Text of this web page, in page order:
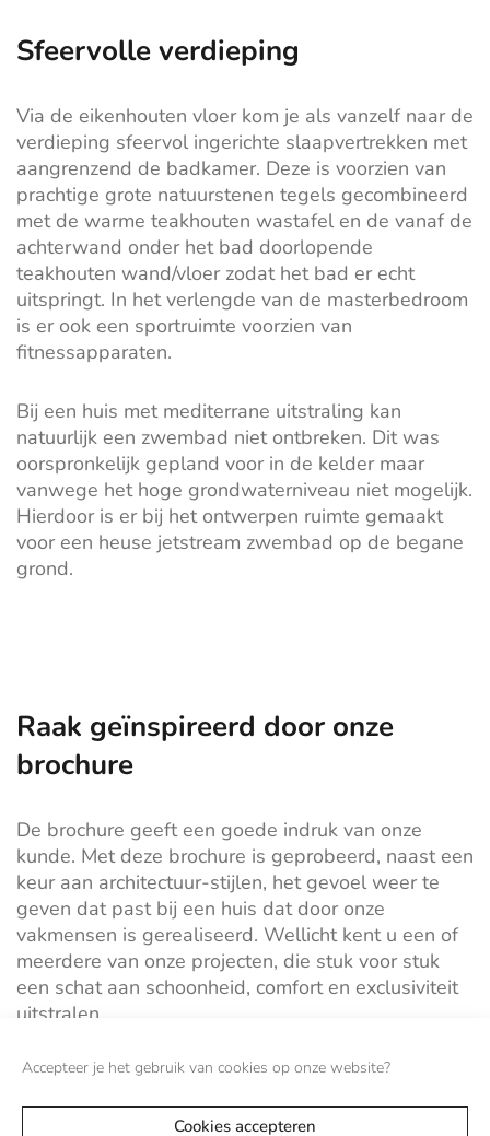
Accepteer je het gebruik van cookies op onze website?
Cookies accepteren
Sfeervolle verdieping
Via de eikenhouten vloer kom je als vanzelf naar de
verdieping sfeervol ingerichte slaapvertrekken met
aangrenzend de badkamer. Deze is voorzien van
prachtige grote natuurstenen tegels gecombineerd
met de warme teakhouten wastafel en de vanaf de
achterwand onder het bad doorlopende
teakhouten wand/vloer zodat het bad er echt
uitspringt. In het verlengde van de masterbedroom
is er ook een sportruimte voorzien van
fitnessapparaten.
Bij een huis met mediterrane uitstraling kan
natuurlijk een zwembad niet ontbreken. Dit was
oorspronkelijk gepland voor in de kelder maar
vanwege het hoge grondwaterniveau niet mogelijk.
Hierdoor is er bij het ontwerpen ruimte gemaakt
voor een heuse jetstream zwembad op de begane
grond.
Raak geïnspireerd door onze
brochure
De brochure geeft een goede indruk van onze
kunde. Met deze brochure is geprobeerd, naast een
keur aan architectuur-stijlen, het gevoel weer te
geven dat past bij een huis dat door onze
vakmensen is gerealiseerd. Wellicht kent u een of
meerdere van onze projecten, die stuk voor stuk
een schat aan schoonheid, comfort en exclusiviteit
uitstralen.